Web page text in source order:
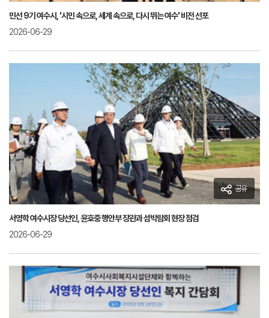
민선 9기 여수시, '시민 속으로, 세계 속으로, 다시 뛰는 여수' 비전 선포
2026-06-29
공유
서영학 여수시장 당선인, 윤호중 행안부 장관과 섬박람회 현장 점검
2026-06-29